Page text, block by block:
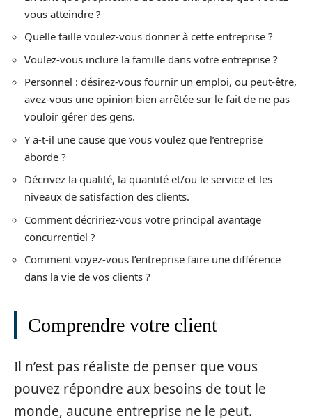
vous atteindre ?
Quelle taille voulez-vous donner à cette entreprise ?
Voulez-vous inclure la famille dans votre entreprise ?
Personnel : désirez-vous fournir un emploi, ou peut-être,
avez-vous une opinion bien arrêtée sur le fait de ne pas
vouloir gérer des gens.
Y a-t-il une cause que vous voulez que l’entreprise
aborde ?
Décrivez la qualité, la quantité et/ou le service et les
niveaux de satisfaction des clients.
Comment décririez-vous votre principal avantage
concurrentiel ?
Comment voyez-vous l’entreprise faire une différence
dans la vie de vos clients ?
Comprendre votre client
Il n’est pas réaliste de penser que vous
pouvez répondre aux besoins de tout le
monde, aucune entreprise ne le peut.